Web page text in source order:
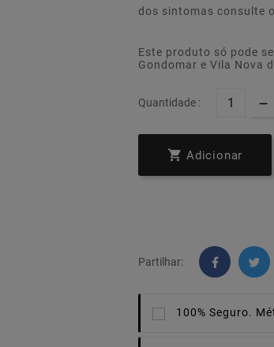
dos sintomas consulte
Este produto só pode
Gondomar e Vila Nova
Quantidade :
 Adicionar
Partilhar:
100% Seguro.